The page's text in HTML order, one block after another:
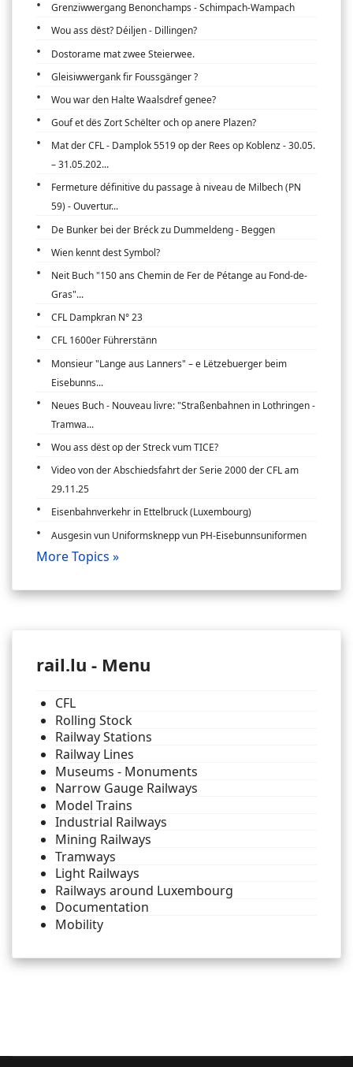
Grenziwwergang Benonchamps - Schimpach-Wampach
Wou ass dëst? Déiljen - Dillingen?
Dostorame mat zwee Steierwee.
Gleisiwwergank fir Foussgänger ?
Wou war den Halte Waalsdref genee?
Gouf et dës Zort Schëlter och op anere Plazen?
Mat der CFL - Damplok 5519 op der Rees op Koblenz - 30.05.
– 31.05.202...
Fermeture définitive du passage à niveau de Milbech (PN
59) - Ouvertur...
De Bunker bei der Bréck zu Dummeldeng - Beggen
Wien kennt dest Symbol?
Neit Buch "150 ans Chemin de Fer de Pétange au Fond-de-
Gras"...
CFL Dampkran N° 23
CFL 1600er Führerstänn
Monsieur "Lange aus Lanners" – e Lëtzebuerger beim
Eisebunns...
Neues Buch - Nouveau livre: "Straßenbahnen in Lothringen -
Tramwa...
Wou ass dëst op der Streck vum TICE?
Video von der Abschiedsfahrt der Serie 2000 der CFL am
29.11.25
Eisenbahnverkehr in Ettelbruck (Luxembourg)
Ausgesin vun Uniformsknepp vun PH-Eisebunnsuniformen
More Topics »
rail.lu - Menu
CFL
Rolling Stock
Railway Stations
Railway Lines
Museums - Monuments
Narrow Gauge Railways
Model Trains
Industrial Railways
Mining Railways
Tramways
Light Railways
Railways around Luxembourg
Documentation
Mobility